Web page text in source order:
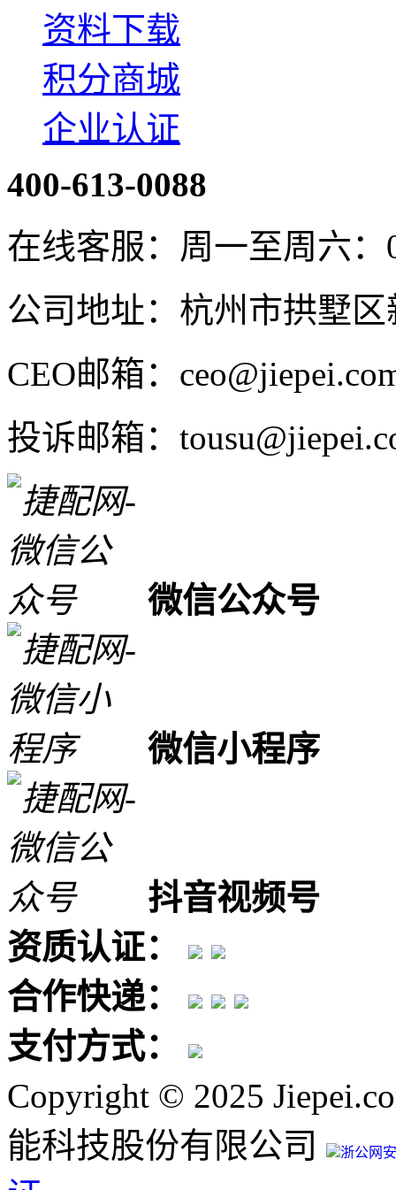
资料下载
积分商城
企业认证
400-613-0088
在线客服：周一至周六：
公司地址：杭州市拱墅
CEO邮箱：
投诉邮箱：
微信公众号
微信小程序
抖音视频号
资质认证：
合作快递：
支付方式：
Copyright © 2025
能科技股份有限公司
浙公网